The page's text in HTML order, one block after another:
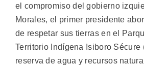
el compromiso del gobierno
Morales, el primer presidente
de respetar sus tierras en el
Territorio Indígena Isiboro Sécure
reserva de agua y recursos